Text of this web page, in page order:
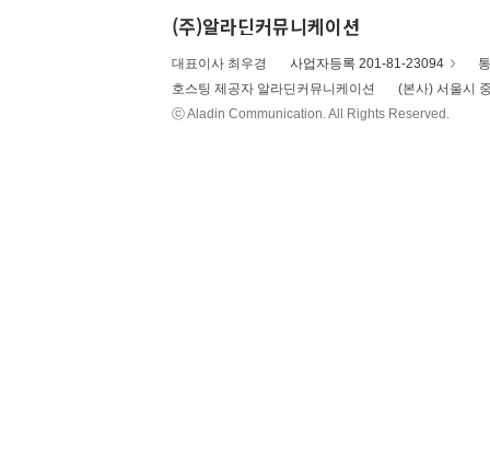
(주)알라딘커뮤니케이션
대표이사 최우경 사업자등록 201-81-23094
호스팅 제공자 알라딘커뮤니케이션
(본사) 서울시
ⓒ Aladin Communication. All Rights Reserved.